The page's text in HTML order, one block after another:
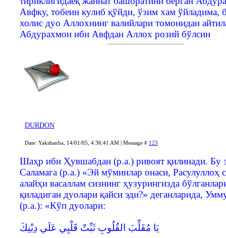
Авфку, тобеин кулиб қўйди, ўзим хам ўйладима,
холис дуо Аллохнинг валийлари томонидан
Абдурахмон ибн Авфдан Аллох розий бўлсин
DURDON
Date: Yakshanba, 14/01/05, 4:36:41 AM | Message # 123
Шаҳр ибн Ҳувшабдан (р.а.) ривоят қилинади. Бу
Саламага (р.а.) «Эй мўминлар онаси, Расулуллоҳ
алайҳи васаллам сизнинг ҳузурингизда
қиладиган дуолари қайси эди?» деганларида,
(р.а.): «Кўп дуолари:
يَا مُقَلِّبَ القُلُوبِ ثَبِّتْ قَلْبِي عَلَي دِيْنِكَ